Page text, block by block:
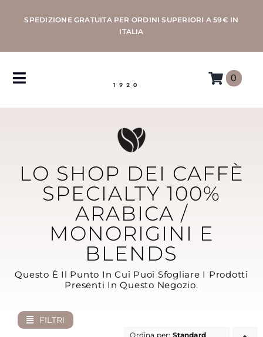
SPEDIZIONE GRATUITA PER ORDINI SUPERIORI A 59€ IN
ITALIA
1920
Toggle
Navigation
ACCESSORI
PROFESSIONAL
MY MORETTINO (IL MIO ACCOUNT)
ENGLISH
0
LO SHOP DEI CAFFÈ
SPECIALTY 100%
ARABICA /
MONORIGINI E
BLENDS
Questo È Il Punto In Cui Puoi Sfogliare I Prodotti
Presenti In Questo Negozio.
FILTRI
Ordina per: Standard